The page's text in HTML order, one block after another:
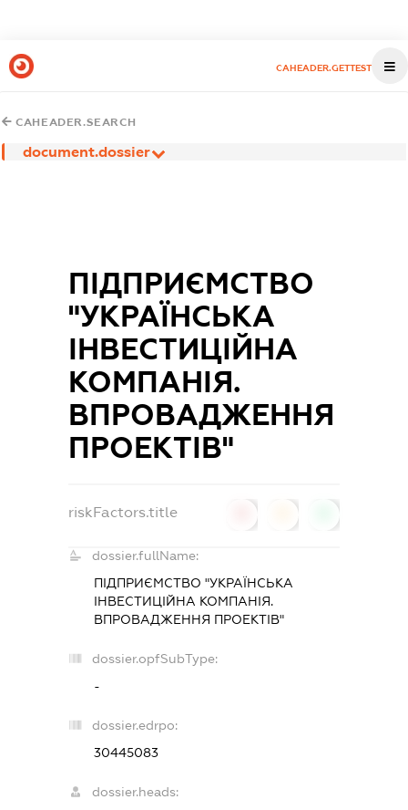
CAHEADER.GETTEST
CAHEADER.SEARCH
document.dossier
ПІДПРИЄМСТВО
"УКРАЇНСЬКА
ІНВЕСТИЦІЙНА
КОМПАНІЯ.
ВПРОВАДЖЕННЯ
ПРОЕКТІВ"
riskFactors.title
dossier.fullName:
ПІДПРИЄМСТВО "УКРАЇНСЬКА
ІНВЕСТИЦІЙНА КОМПАНІЯ.
ВПРОВАДЖЕННЯ ПРОЕКТІВ"
dossier.opfSubType:
-
dossier.edrpo:
30445083
dossier.heads: